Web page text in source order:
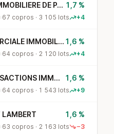
FONCIERE ET IMMOBILIERE DE PARIS 1,7 %
67 copros · 3 105 lots +4
UNION COMMERCIALE IMMOBILIERE 1,6 %
64 copros · 2 120 lots +4
GESTION TRANSACTIONS IMMOBILIERES 1,6 %
64 copros · 1 543 lots +9
LAMBERT 1,6 %
63 copros · 2 163 lots −3